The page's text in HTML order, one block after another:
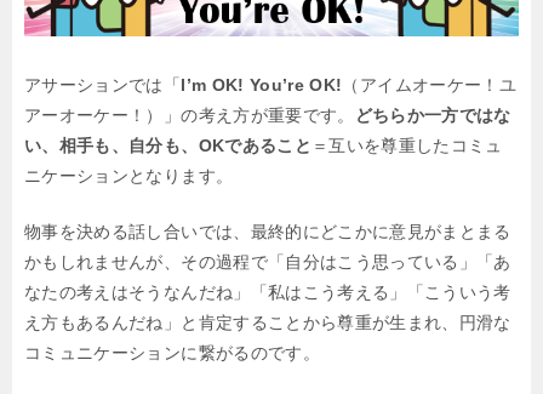
アサーションでは「 I’m OK! You’re OK! （アイムオーケー！ユ
アーオーケー！）」の考え方が重要です。
どちらか一方ではな
い、相手も、自分も、OKであること ＝互いを尊重したコミュ
ニケーションとなります。
物事を決める話し合いでは、最終的にどこかに意見がまとまる
かもしれませんが、その過程で「自分はこう思っている」「あ
なたの考えはそうなんだね」「私はこう考える」「こういう考
え方もあるんだね」と肯定することから尊重が生まれ、円滑な
コミュニケーションに繋がるのです。